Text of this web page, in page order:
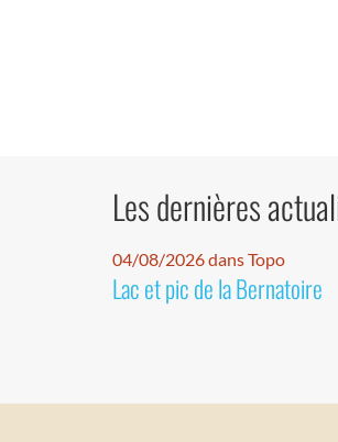
Les dernières
04/08/2026 dans Topo
Lac et pic de la Bernatoire